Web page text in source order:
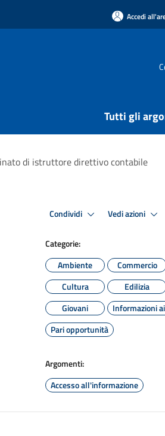
Accedi
Tutti gli
di istruttore direttivo contabile
Condividi Vedi azioni
Categorie:
Ambiente
Commercio
Cultura
Edilizia
Giovani
Informazioni
Pari opportunità
Argomenti:
Accesso all'informazione